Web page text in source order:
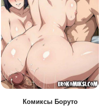
Комиксы Боруто